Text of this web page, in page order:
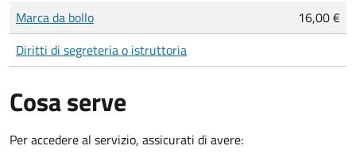
Tipo di pagamento
Importo
Marca da bollo
16,00 €
Diritti di segreteria o istruttoria
Cosa serve
Per accedere al servizio, assicurati di avere: